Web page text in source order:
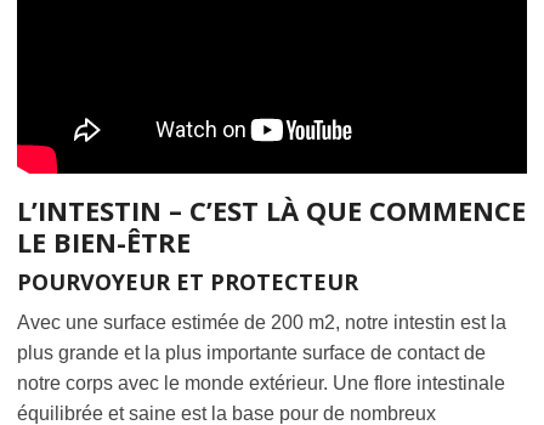
L’INTESTIN – C’EST LÀ QUE COMMENCE
LE BIEN-ÊTRE
POURVOYEUR ET PROTECTEUR
Avec une surface estimée de 200 m2, notre intestin est la
plus grande et la plus importante surface de contact de
notre corps avec le monde extérieur. Une flore intestinale
équilibrée et saine est la base pour de nombreux